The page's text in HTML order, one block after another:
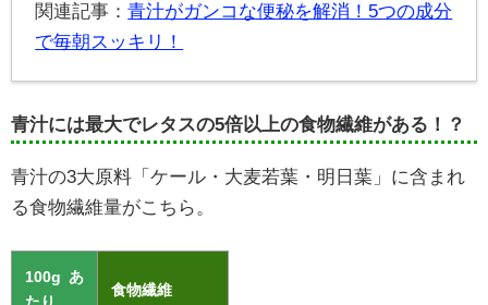
関連記事：青汁がガンコな便秘を解消！5つの成分
で毎朝スッキリ！
青汁には最大でレタスの5倍以上の食物繊維がある！？
青汁の3大原料「ケール・大麦若葉・明日葉」に含まれ
る食物繊維量がこちら。
100gあ
食物繊維